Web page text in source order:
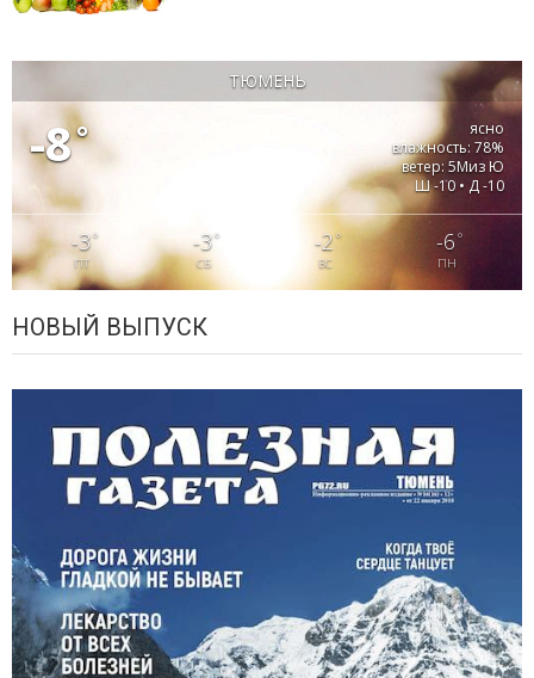
ТЮМЕНЬ
-8°
ясно
влажность: 78%
ветер: 5Миз Ю
Ш -10 • Д -10
-3°
ПТ
-3°
СБ
-2 °
ВС
-6 °
ПН
НОВЫЙ ВЫПУСК